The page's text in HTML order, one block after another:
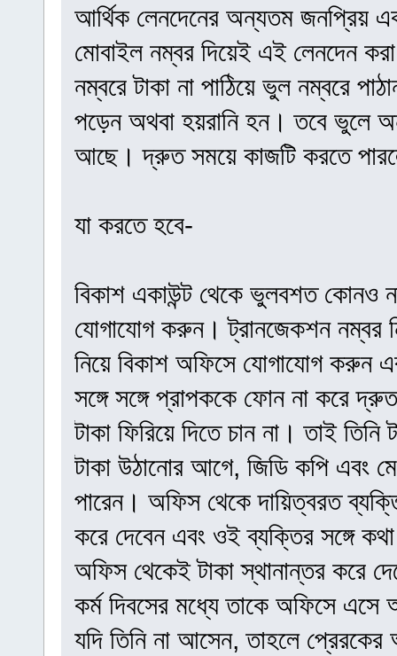
আর্থিক লেনদেনের অন্যতম জনপ্রিয়
মোবাইল নম্বর দিয়েই এই লেনদেন
নম্বরে টাকা না পাঠিয়ে ভুল নম্বরে
পড়েন অথবা হয়রানি হন। তবে ভুলে
আছে। দ্রুত সময়ে কাজটি করতে
যা করতে হবে-
বিকাশ একাউন্ট থেকে ভুলবশত কোনও
যোগাযোগ করুন। ট্রানজেকশন নম্বর
নিয়ে বিকাশ অফিসে যোগাযোগ করুন
সঙ্গে সঙ্গে প্রাপককে ফোন না করে
টাকা ফিরিয়ে দিতে চান না। তাই
টাকা উঠানোর আগে, জিডি কপি এবং
পারেন। অফিস থেকে দায়িত্বরত
করে দেবেন এবং ওই ব্যক্তির সঙ্গে
অফিস থেকেই টাকা স্থানান্তর করে
কর্ম দিবসের মধ্যে তাকে অফিসে এসে
যদি তিনি না আসেন, তাহলে প্রেরকের